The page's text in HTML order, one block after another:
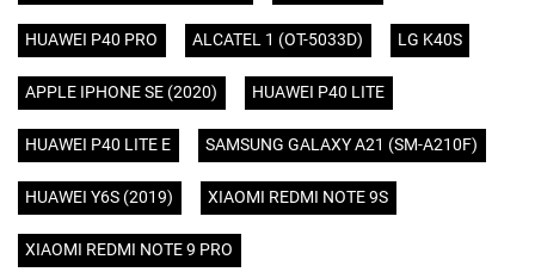
HUAWEI P40 PRO ALCATEL 1 (OT-5033D) LG K40S
APPLE IPHONE SE (2020) HUAWEI P40 LITE
HUAWEI P40 LITE E SAMSUNG GALAXY A21 (SM-A210F)
HUAWEI Y6S (2019) XIAOMI REDMI NOTE 9S
XIAOMI REDMI NOTE 9 PRO